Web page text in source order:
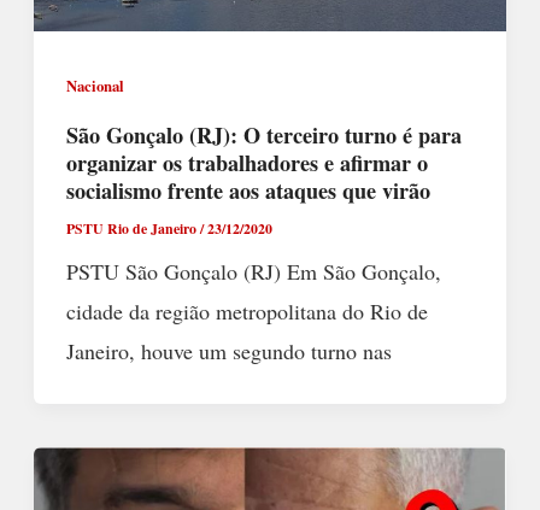
Nacional
São Gonçalo (RJ): O terceiro turno é para
organizar os trabalhadores e afirmar o
socialismo frente aos ataques que virão
PSTU Rio de Janeiro/23/12/2020
PSTU São Gonçalo (RJ) Em São Gonçalo,
cidade da região metropolitana do Rio de
Janeiro, houve um segundo turno nas